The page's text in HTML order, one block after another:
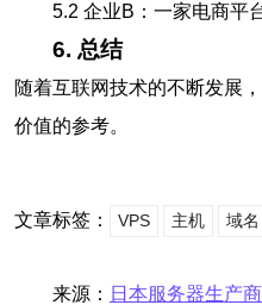
5.2 企业B：一家电商平
6. 总结
随着互联网技术的不断发展
价值的参考。
文章标签： VPS 主机 域名
来源： 日本服务器生产